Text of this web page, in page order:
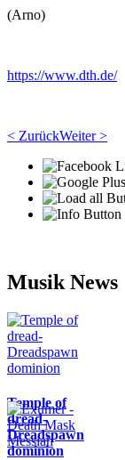
(Arno)
https://www.dth.de/
< ZurückWeiter >
Musik News
Temple of
dread-
Dreadspawn
dominion